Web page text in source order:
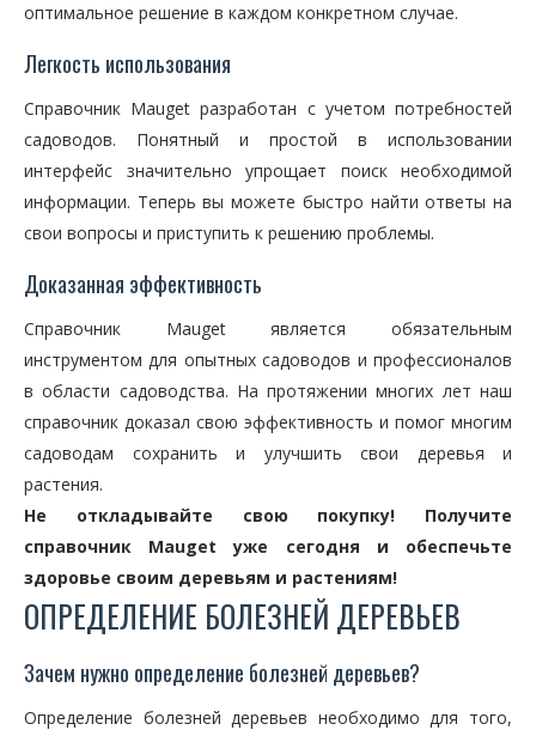
оптимальное решение в каждом конкретном случае.
Легкость использования
Справочник Mauget разработан с учетом потребностей
садоводов. Понятный и простой в использовании
интерфейс значительно упрощает поиск необходимой
информации. Теперь вы можете быстро найти ответы на
свои вопросы и приступить к решению проблемы.
Доказанная эффективность
Справочник Mauget является обязательным
инструментом для опытных садоводов и профессионалов
в области садоводства. На протяжении многих лет наш
справочник доказал свою эффективность и помог многим
садоводам сохранить и улучшить свои деревья и
растения.
Не откладывайте свою покупку! Получите
справочник Mauget уже сегодня и обеспечьте
здоровье своим деревьям и растениям!
ОПРЕДЕЛЕНИЕ БОЛЕЗНЕЙ ДЕРЕВЬЕВ
Зачем нужно определение болезней деревьев?
Определение болезней деревьев необходимо для того,